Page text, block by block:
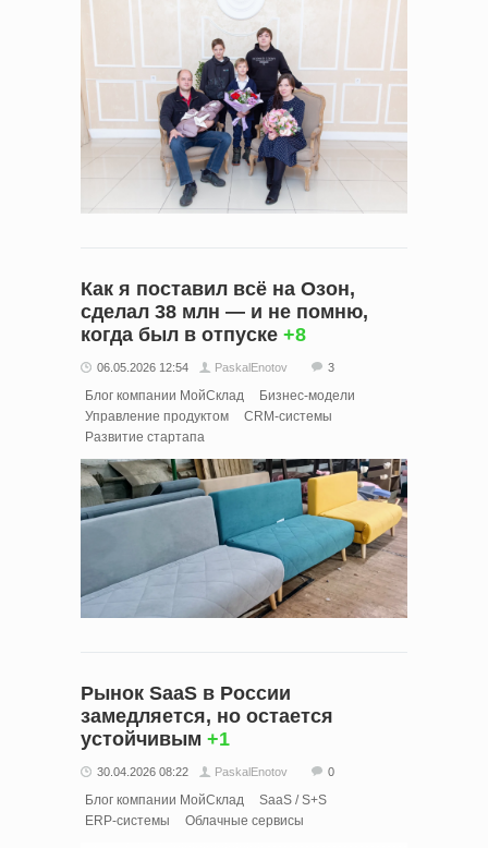
Как я поставил всё на Озон,
сделал 38 млн — и не помню,
когда был в отпуске +8
06.05.2026 12:54 PaskalEnotov 3
Блог компании МойСклад
Бизнес-модели
Управление продуктом
CRM-системы
Развитие стартапа
Рынок SaaS в России
замедляется, но остается
устойчивым +1
30.04.2026 08:22 PaskalEnotov 0
Блог компании МойСклад
SaaS / S+S
ERP-системы
Облачные сервисы